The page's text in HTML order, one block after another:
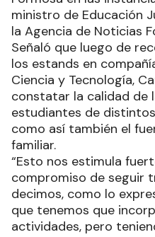
ministro de Educación
la Agencia de Noticias
Señaló que luego de
los estands en
Ciencia y Tecnología,
constatar la calidad de
estudiantes de
como así también el
familiar.
“Esto nos estimula
compromiso de seguir
decimos, como lo
que tenemos que
actividades, pero